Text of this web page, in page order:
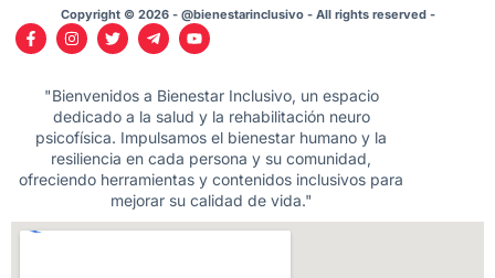
Copyright © 2026 - @bienestarinclusivo - All rights reserved -
"Bienvenidos a Bienestar Inclusivo, un espacio
dedicado a la salud y la rehabilitación neuro
psicofísica. Impulsamos el bienestar humano y la
resiliencia en cada persona y su comunidad,
ofreciendo herramientas y contenidos inclusivos para
mejorar su calidad de vida."